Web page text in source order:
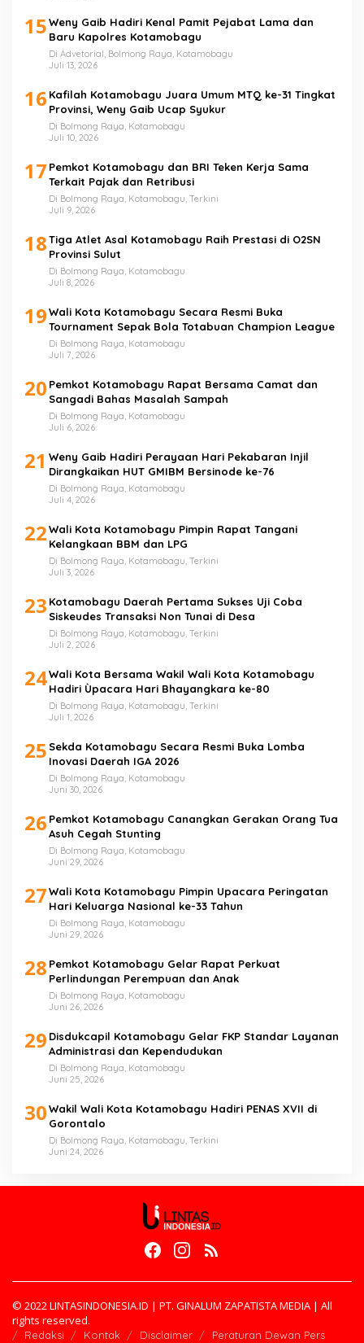
15Weny Gaib Hadiri Kenal Pamit Pejabat Lama dan
Baru Kapolres Kotamobagu
Di Advetorial, Bolmong Raya, Kotamobagu
Juli 13, 2026
16 Kafilah Kotamobagu Juara Umum MTQ ke-31 Tingkat
Provinsi, Weny Gaib Ucap Syukur
Di Bolmong Raya, Kotamobagu
Juli 10, 2026
17 Pemkot Kotamobagu dan BRI Teken Kerja Sama
Terkait Pajak dan Retribusi
Di Bolmong Raya, Kotamobagu, Terkini
Juli 9, 2026
18Tiga Atlet Asal Kotamobagu Raih Prestasi di O2SN
Provinsi Sulut
Di Bolmong Raya, Kotamobagu
Juli 8, 2026
19Wali Kota Kotamobagu Secara Resmi Buka
Tournament Sepak Bola Totabuan Champion League
Di Bolmong Raya, Kotamobagu
Juli 7, 2026
20 Pemkot Kotamobagu Rapat Bersama Camat dan
Sangadi Bahas Masalah Sampah
Di Bolmong Raya, Kotamobagu
Juli 6, 2026
21 Weny Gaib Hadiri Perayaan Hari Pekabaran Injil
Dirangkaikan HUT GMIBM Bersinode ke-76
Di Bolmong Raya, Kotamobagu
Juli 4, 2026
22Wali Kota Kotamobagu Pimpin Rapat Tangani
Kelangkaan BBM dan LPG
Di Bolmong Raya, Kotamobagu, Terkini
Juli 3, 2026
23 Kotamobagu Daerah Pertama Sukses Uji Coba
Siskeudes Transaksi Non Tunai di Desa
Di Bolmong Raya, Kotamobagu, Terkini
Juli 2, 2026
24Wali Kota Bersama Wakil Wali Kota Kotamobagu
Hadiri Ùpacara Hari Bhayangkara ke-80
Di Bolmong Raya, Kotamobagu, Terkini
Juli 1, 2026
25 Sekda Kotamobagu Secara Resmi Buka Lomba
Inovasi Daerah IGA 2026
Di Bolmong Raya, Kotamobagu
Juni 30, 2026
26 Pemkot Kotamobagu Canangkan Gerakan Orang Tua
Asuh Cegah Stunting
Di Bolmong Raya, Kotamobagu
Juni 29, 2026
27Wali Kota Kotamobagu Pimpin Upacara Peringatan
Hari Keluarga Nasional ke-33 Tahun
Di Bolmong Raya, Kotamobagu
Juni 29, 2026
28 Pemkot Kotamobagu Gelar Rapat Perkuat
Perlindungan Perempuan dan Anak
Di Bolmong Raya, Kotamobagu
Juni 26, 2026
29 Disdukcapil Kotamobagu Gelar FKP Standar Layanan
Administrasi dan Kependudukan
Di Bolmong Raya, Kotamobagu
Juni 25, 2026
30Wakil Wali Kota Kotamobagu Hadiri PENAS XVII di
Gorontalo
Di Bolmong Raya, Kotamobagu, Terkini
Juni 24, 2026
© 2022 LINTASINDONESIA.ID | PT. GINALUM ZAPATISTA MEDIA | All
rights reserved.
Redaksi Kontak Disclaimer Peraturan Dewan Pers